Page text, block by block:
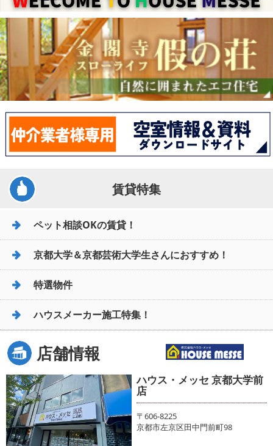
賃貸特集
ペット相談OKの賃貸！
京都大学＆京都芸術大学生さんにおすすめ！
特選物件
ハウスメーカー施工特集！
店舗情報
ハウス・メッセ 京都大学前
店
〒606-8225
京都市左京区田中門前町98